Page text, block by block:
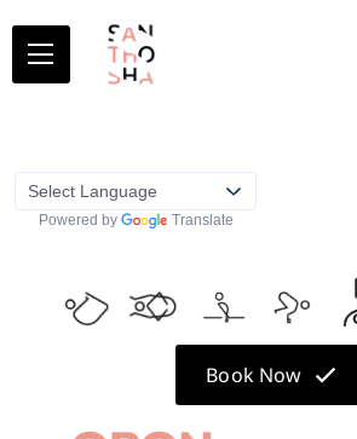
Powered by Translate
Book Now